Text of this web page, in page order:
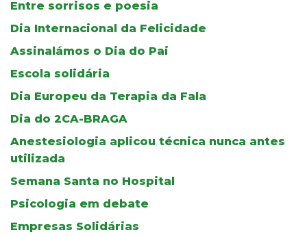
Entre sorrisos e poesia
Dia Internacional da Felicidade
Assinalámos o Dia do Pai
Escola solidária
Dia Europeu da Terapia da Fala
Dia do 2CA-BRAGA
Anestesiologia aplicou técnica nunca antes
utilizada
Semana Santa no Hospital
Psicologia em debate
Empresas Solidárias